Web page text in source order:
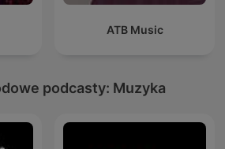
ATB Music
podcasty: Muzyka